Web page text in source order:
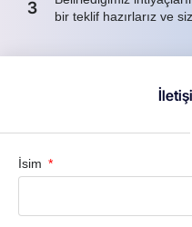
3
bir teklif hazırlarız ve
İsim